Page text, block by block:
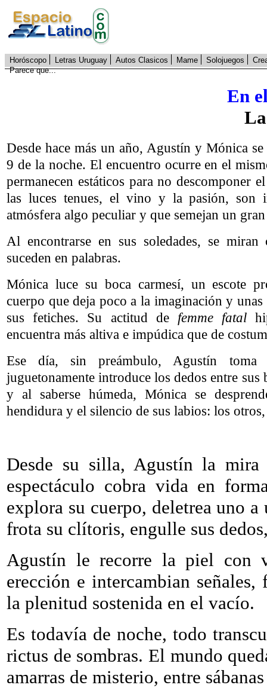
Horóscopo Letras Uruguay Autos Clasicos Mame Solojuegos
Parece que...
En
Desde hace más un año, Agustín y Mónica
9 de la noche. El encuentro ocurre en el
permanecen estáticos para no descomponer
las luces tenues, el vino y la pasión, son
atmósfera algo peculiar y que semejan un
Al encontrarse en sus soledades, se
suceden en palabras.
Mónica luce su boca carmesí, un escote
cuerpo que deja poco a la imaginación y
sus fetiches. Su actitud de femme fatal
encuentra más altiva e impúdica que de
Ese día, sin preámbulo, Agustín
juguetonamente introduce los dedos entre sus
y al saberse húmeda, Mónica se
hendidura y el silencio de sus labios: los
Desde su silla, Agustín la
espectáculo cobra vida en
explora su cuerpo, deletrea uno a
frota su clítoris, engulle sus
Agustín le recorre la piel con
erección e intercambian
la plenitud sostenida en el vacío.
Es todavía de noche, todo
rictus de sombras. El mundo
amarras de misterio, entre